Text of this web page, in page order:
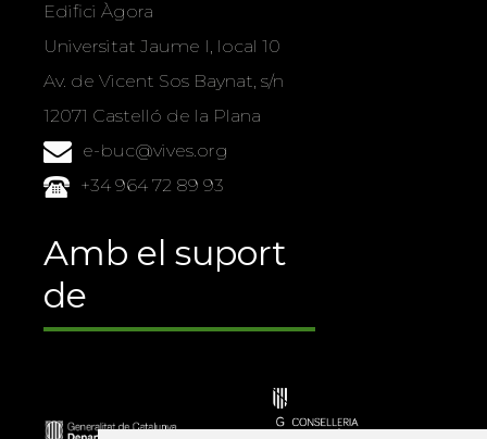
Edifici Àgora
Universitat Jaume I, local 10
Av. de Vicent Sos Baynat, s/n
12071 Castelló de la Plana
e-buc@vives.org
+34 964 72 89 93
Amb el suport
de